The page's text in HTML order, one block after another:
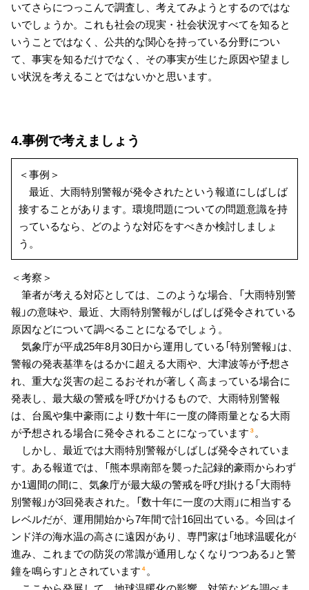
いてさらにつっこんで調査し、考えてみようとするのではな
いでしょうか。これも社会の現実・社会状況すべてを知ると
いうことではなく、公共的な関心を持っている分野につい
て、事実を知るだけでなく、その事実が生じた原因や望まし
い状況を考えることではないかと思います。
4.事例で考えましょう
＜事例＞
最近、大雨特別警報が発令されたという報道にしばしば
接することがあります。環境問題についての問題意識を持
っているなら、どのような対応をすべきか検討しましょ
う。
＜考察＞
筆者が考える対応としては、このような場合、「大雨特別警
報」の意味や、最近、大雨特別警報がしばしば発令されている
原因などについて調べることになるでしょう。
気象庁が平成25年8月30日から運用している「特別警報」は、
警報の発表基準をはるかに超える大雨や、大津波等が予想さ
れ、重大な災害の起こるおそれが著しく高まっている場合に
発表し、最大級の警戒を呼びかけるもので、大雨特別警報
は、台風や集中豪雨により数十年に一度の降雨量となる大雨
が予想される場合に発令されることになっています ３。
しかし、最近では大雨特別警報がしばしば発令されていま
す。ある報道では、「熊本県南部を襲った記録的豪雨からわず
か1週間の間に、気象庁が最大級の警戒を呼び掛ける「大雨特
別警報」が3回発表された。「数十年に一度の大雨」に相当する
レベルだが、運用開始から7年間で計16回出ている。今回はイ
ンド洋の海水温の高さに遠因があり、専門家は「地球温暖化が
進み、これまでの防災の常識が通用しなくなりつつある」と警
鐘を鳴らす」とされています ４。